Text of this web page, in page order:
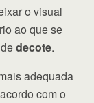
o visual
ao que se
decote.
adequada
com o